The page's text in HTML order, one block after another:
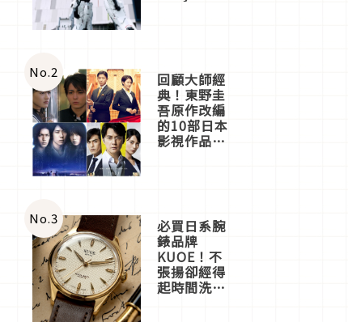
體驗
No.2 回顧大師經
典！東野圭
吾原作改編
的10部日本
影視作品推
No.3 必買日系腕
錶品牌
KUOE！不
張揚卻經得
起時間洗鍊